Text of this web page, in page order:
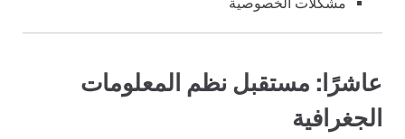
عاشرًا: مستقبل نظم المعلومات
الجغرافية